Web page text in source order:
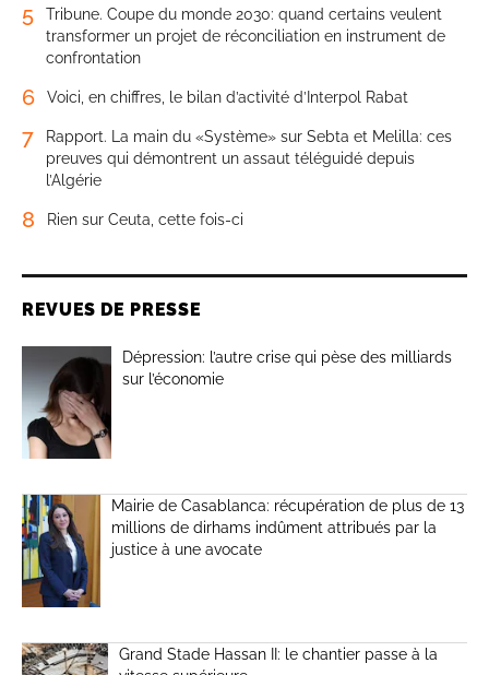
5
Tribune. Coupe du monde 2030: quand certains veulent
transformer un projet de réconciliation en instrument de
confrontation
6 Voici, en chiffres, le bilan d’activité d’Interpol Rabat
7
Rapport. La main du «Système» sur Sebta et Melilla: ces
preuves qui démontrent un assaut téléguidé depuis
l’Algérie
8 Rien sur Ceuta, cette fois-ci
REVUES DE PRESSE
Dépression: l’autre crise qui pèse des milliards
sur l’économie
Mairie de Casablanca: récupération de plus de 13
millions de dirhams indûment attribués par la
justice à une avocate
Grand Stade Hassan II: le chantier passe à la